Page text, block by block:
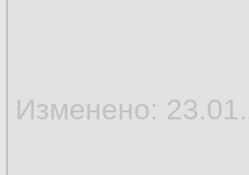
Изменено: